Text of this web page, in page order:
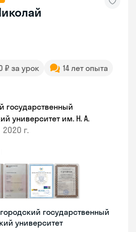
₽ за урок
14 лет опыта
государственный
университет им. Н. А.
2020 г.
государственный
университет